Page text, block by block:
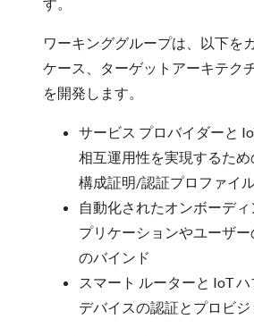
ワーキンググループは、以下を
ケース、ターゲットアーキテク
を開発します。
サービス プロバイダーと
相互運用性を実現するため
構成証明/認証プロファイ
自動化されたオンボーデ
プリケーションやユーザ
のバインド
スマート ルーターと IoT
デバイスの認証とプロビ